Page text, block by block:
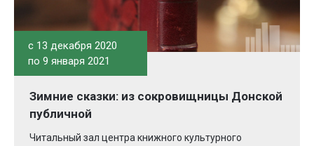
c 13 декабря 2020
по 9 января 2021
Зимние сказки: из сокровищницы Донской
публичной
Читальный зал центра книжного культурного